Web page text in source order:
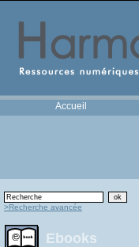
Accueil
>Recherche avancée
Ebooks